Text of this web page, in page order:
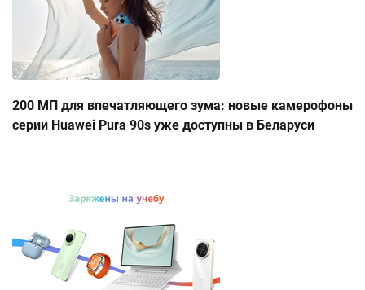
200 МП для впечатляющего зума: новые камерофоны
серии Huawei Pura 90s уже доступны в Беларуси